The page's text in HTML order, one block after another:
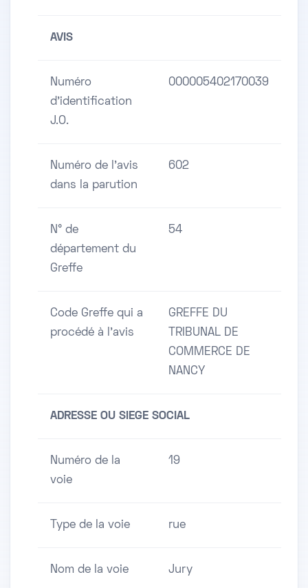
AVIS
Numéro
d'identification
J.O.
000005402170039
Numéro de l'avis
dans la parution
602
N° de
département du
Greffe
54
Code Greffe qui a
procédé à l'avis
GREFFE DU
TRIBUNAL DE
COMMERCE DE
NANCY
ADRESSE OU SIEGE SOCIAL
Numéro de la
voie
19
Type de la voie rue
Nom de la voie Jury